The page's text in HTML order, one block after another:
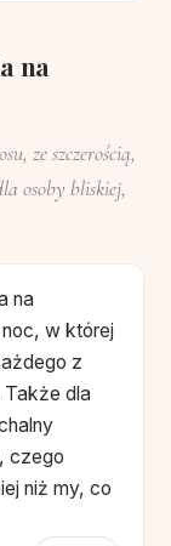
na
ze szczerością,
osoby bliskiej,
na
w której
z
Także dla
czego
niż my, co